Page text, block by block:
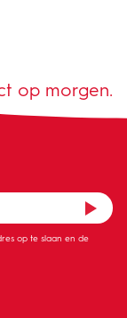
op te slaan en de
op morgen.